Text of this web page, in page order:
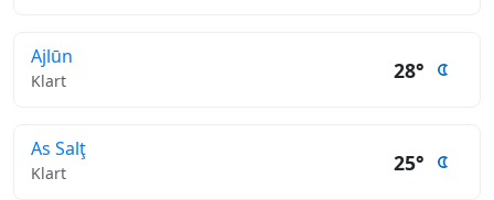
Ajlūn
Klart 28°
As Salţ
Klart 25°